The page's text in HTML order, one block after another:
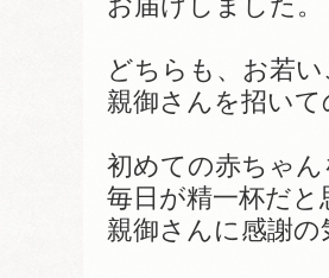
どちらも、お若
親御さんを招いて
初めての赤ちゃん
毎日が精一杯だと
親御さんに感謝